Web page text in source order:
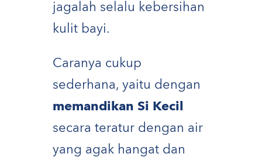
jagalah selalu kebersihan
kulit bayi.
Caranya cukup
sederhana, yaitu dengan
memandikan Si Kecil
secara teratur dengan air
yang agak hangat dan